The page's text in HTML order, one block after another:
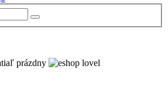
prázdny